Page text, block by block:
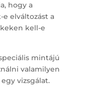
hogy a
elváltozást a
kell-e
mintájú
valamilyen
vizsgálat.